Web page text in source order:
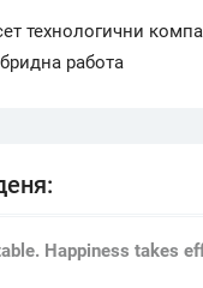
технологични
работа
Happiness takes